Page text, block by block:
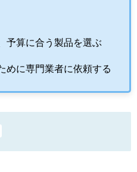
予算に合う製品を選ぶ
めに専門業者に依頼する